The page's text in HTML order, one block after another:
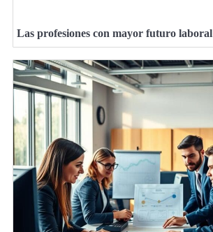
Las profesiones con mayor futuro laboral